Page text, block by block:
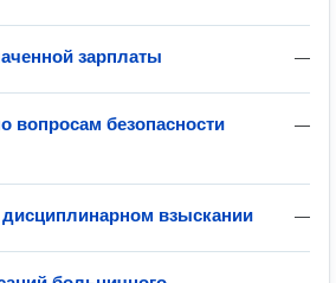
—
зарплаты
—
вопросам безопасности
—
взыскании